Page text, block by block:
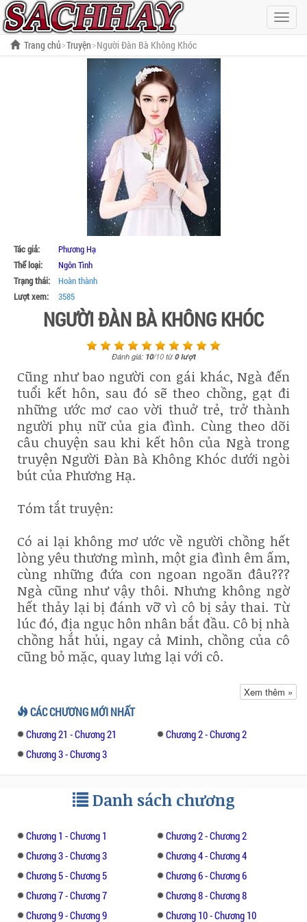
Hiện
menu
Trang chủ Truyện Người Đàn Bà Không Khóc
Tác giả:
Phương Hạ
Thể loại:
Ngôn Tình
Trạng thái:
Hoàn thành
Lượt xem:
3585
NGƯỜI ĐÀN BÀ KHÔNG KHÓC
Đánh giá: 10/10từ0lượt
Cũng như bao người con gái khác, Ngà đến
tuổi kết hôn, sau đó sẽ theo chồng, gạt đi
những ước mơ cao vời thuở trẻ, trở thành
người phụ nữ của gia đình. Cùng theo dõi
câu chuyện sau khi kết hôn của Ngà trong
truyện Người Đàn Bà Không Khóc dưới ngòi
bút của Phương Hạ.
Tóm tắt truyện:
Có ai lại không mơ ước về người chồng hết
lòng yêu thương mình, một gia đình êm ấm,
cùng những đứa con ngoan ngoãn đâu???
Ngà cũng như vậy thôi. Nhưng không ngờ
hết thảy lại bị đánh vỡ vì cô bị sảy thai. Từ
lúc đó, địa ngục hôn nhân bắt đầu. Cô bị nhà
chồng hắt hủi, ngay cả Minh, chồng của cô
cũng bỏ mặc, quay lưng lại với cô.
Trong lúc ấy, Ngà vô tình phát hiện Linh -
bạn thân mình là tình nhân của chồng. Quá
tuyệt vọng, Ngà tìm cách trả thù. Cô không
biết rằng, Minh và Linh cũng đang chuẩn bị
một âm mưu để hại cô. Cuối cùng, ai là
sắc này nhé.
Xem thêm »
CÁC CHƯƠNG MỚI NHẤT
Chương 21 - Chương 21
Chương 2 - Chương 2
Chương 3 - Chương 3
Danh sách chương
Chương 1 - Chương 1
Chương 2 - Chương 2
Chương 3 - Chương 3
Chương 4 - Chương 4
Chương 5 - Chương 5
Chương 6 - Chương 6
Chương 7 - Chương 7
Chương 8 - Chương 8
Chương 9 - Chương 9
Chương 10 - Chương 10